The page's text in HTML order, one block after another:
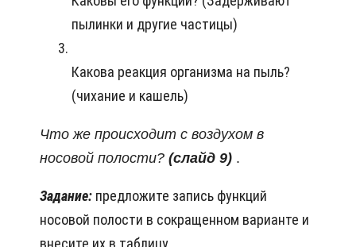
пылинки и другие частицы)
Какова реакция организма на пыль?
(чихание и кашель)
Что же происходит с воздухом в
носовой полости? (слайд 9) .
Задание: предложите запись функций
носовой полости в сокращенном варианте и